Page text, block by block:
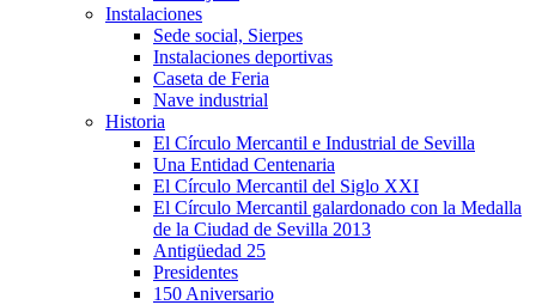
Instalaciones
Sede social, Sierpes
Instalaciones deportivas
Caseta de Feria
Nave industrial
Historia
El Círculo Mercantil e Industrial de Sevilla
Una Entidad Centenaria
El Círculo Mercantil del Siglo XXI
El Círculo Mercantil galardonado con la Medalla
de la Ciudad de Sevilla 2013
Antigüedad 25
Presidentes
150 Aniversario